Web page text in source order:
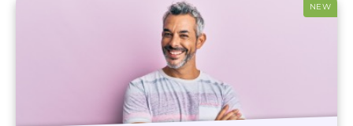
NEW